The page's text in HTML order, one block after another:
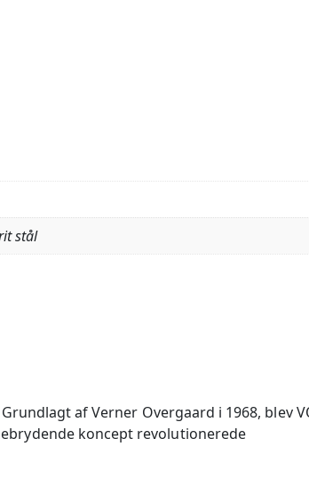
stål
af Verner Overgaard i 1968, blev
koncept revolutionerede